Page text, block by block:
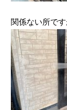
関係ない所で